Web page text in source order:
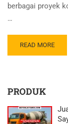
berbagai proyek
…
READ MORE
PRODUK